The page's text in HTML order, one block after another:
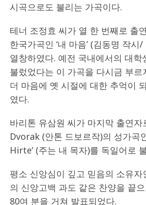
시곡으로도 불리는 가곡이다.
테너 조정효 씨가 열 한 번째로 출
한국가곡인 ‘내 마음’ (김동명 작시
열창하였다. 예전 국내에서의 대학
불렀었다는 이 가곡을 다시금 부르
더 마음에 옛 시절에 대한 추억이
였다.
바리톤 유삼원 씨가 마지막 출연자
Dvorak (안톤 드보르작)의 성가곡
Hirte’ (주는 내 목자)를 독일어로
평소 신앙심이 깊고 믿음의 소유자
의 신앙고백 과도 같은 찬양을 끝
80여 분을 거쳐 발표되었다.